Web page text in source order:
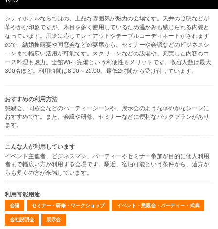
シティホテルならではの、上品な雰囲気が魅力の会場です。天井の照明などが
華やかな印象ですが、木目を多く使用しているため温かみも感じられる内装と
なっています。用途に応じてレイアウトやテーブルコーディネートがされます
ので、結婚披露宴や同窓会などの宴席から、セミナーや会議などのビジネスシ
ーンまで幅広い活用が可能です。スクリーンなどの設備や、充実した内容のコ
ース料理も魅力。全館Wi-Fi完備という利便性もメリットです。収容人数は最大
300名ほど。利用時間は8:00～22:00、最低2時間から受け付けています。
おすすめの利用方法
懇親会、同窓会などのパーティーシーンや、展示会のような華やかなシーンに
おすすめです。また、会議や研修、セミナーなどに便利なパックプランがあり
ます。
こんな人が利用しています
イベント主催者、ビジネスマン、パーティーやセミナー参加が目的に個人利用
者まで幅広い方が利用する会場です。駅近、宿泊可能という条件から、遠方か
らも多くの方が来場しています。
利用可能用途
会議 セミナー・研修・ワークショップ イベント・懇親会・パーティー・式典
会社説明会 展示会